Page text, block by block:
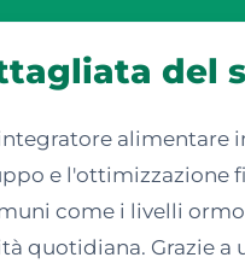
del
alimentare
e
come i livelli
quotidiana. Grazie